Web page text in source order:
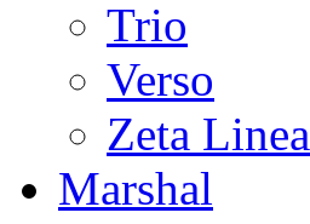
Trio
Verso
Zeta Linea
Marshal